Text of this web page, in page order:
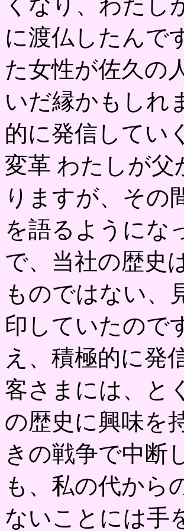
に渡仏したんで
た女性が佐久の
いだ縁かもしれ
的に発信してい
変革 わたしが父
りますが、その
を語るようにな
で、当社の歴史
ものではない、
印していたので
え、積極的に発
客さまには、と
の歴史に興味を
きの戦争で中断
も、私の代から
ないことには手